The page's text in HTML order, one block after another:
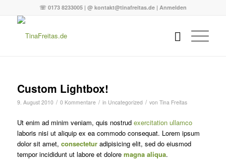
☏ 0173 8233005 | @ kontakt@tinafreitas.de | Anmelden
Custom Lightbox!
9. August 2010 / 0 Kommentare / in Uncategorized / von Tina Freitas
Ut enim ad minim veniam, quis nostrud exercitation ullamco
laboris nisi ut aliquip ex ea commodo consequat. Lorem ipsum
dolor sit amet, consecteturadipisicing elit, sed do eiusmod
tempor incididunt ut labore et dolore magna aliqua.